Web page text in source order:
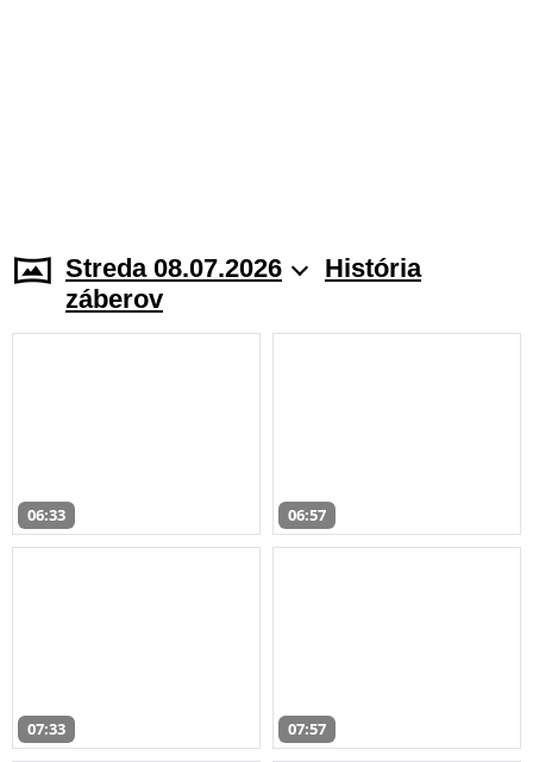
Streda 08.07.2026
História
záberov
06:33 06:57
07:33 07:57